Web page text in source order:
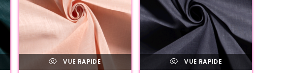
VUE RAPIDE VUE RAPIDE